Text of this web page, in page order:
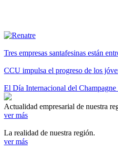
Tres empresas santafesinas están
CCU impulsa el progreso de los
El Día Internacional del Champagne
Actualidad empresarial de nuestra
ver más
La realidad de nuestra región.
ver más